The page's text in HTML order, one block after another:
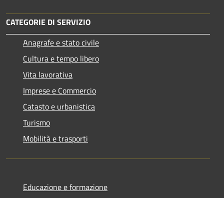
CATEGORIE DI SERVIZIO
Anagrafe e stato civile
Cultura e tempo libero
Vita lavorativa
Imprese e Commercio
Catasto e urbanistica
Turismo
Mobilità e trasporti
Educazione e formazione